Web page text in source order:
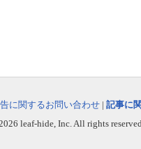
に関するお問い合わせ | 記事に
leaf-hide, Inc. All rights